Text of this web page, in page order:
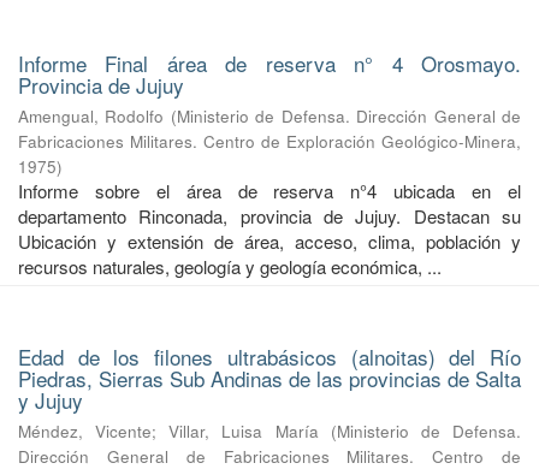
Informe Final área de reserva n° 4 Orosmayo.
Provincia de Jujuy
Amengual, Rodolfo (Ministerio de Defensa. Dirección General de
Fabricaciones Militares. Centro de Exploración Geológico-Minera,
1975)
Informe sobre el área de reserva n°4 ubicada en el
departamento Rinconada, provincia de Jujuy. Destacan su
Ubicación y extensión de área, acceso, clima, población y
recursos naturales, geología y geología económica, ...
Edad de los filones ultrabásicos (alnoitas) del Río
Piedras, Sierras Sub Andinas de las provincias de Salta
y Jujuy
Méndez, Vicente;Villar, Luisa María (Ministerio de Defensa.
Dirección General de Fabricaciones Militares. Centro de